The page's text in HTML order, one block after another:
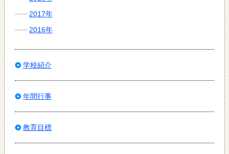
2017年
2016年
学校紹介
年間行事
教育目標